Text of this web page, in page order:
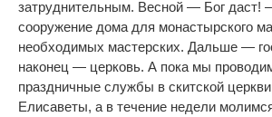
затруднительным. Весной — Бог даст!
сооружение дома для монастырского
необходимых мастерских. Дальше —
наконец — церковь. А пока мы
праздничные службы в скитской
Елисаветы, а в течение недели